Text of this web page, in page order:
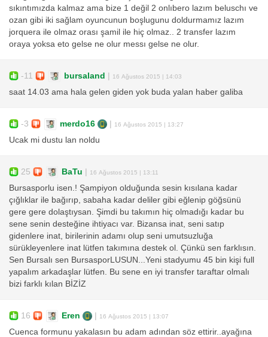
sıkıntımızda kalmaz ama bize 1 değil 2 onlıbero lazım beluschı ve
ozan gibi iki sağlam oyuncunun boşlugunu doldurmamız lazım
jorquera ile olmaz orası şamil ile hiç olmaz.. 2 transfer lazım
oraya yoksa eto gelse ne olur messı gelse ne olur.
-11 bursaland | 16 Ağustos 2015 | 14:03
saat 14.03 ama hala gelen giden yok buda yalan haber galiba
-3 merdo16 | 16 Ağustos 2015 | 13:27
Ucak mi dustu lan noldu
25 BaTu | 16 Ağustos 2015 | 13:11
Bursasporlu isen.! Şampiyon olduğunda sesin kısılana kadar
çığlıklar ile bağırıp, sabaha kadar deliler gibi eğlenip göğsünü
gere gere dolaştıysan. Şimdi bu takımın hiç olmadığı kadar bu
sene senin desteğine ihtiyacı var. Bizansa inat, seni satıp
gidenlere inat, birilerinin adamı olup seni umutsuzluğa
sürükleyenlere inat lütfen takımına destek ol. Çünkü sen farklısın.
Sen Bursalı sen BursasporLUSUN...Yeni stadyumu 45 bin kişi full
yapalım arkadaşlar lütfen. Bu sene en iyi transfer taraftar olmalı
bizi farklı kılan BİZİZ
16 Eren | 16 Ağustos 2015 | 13:07
Cuenca formunu yakalasın bu adam adından söz ettirir..ayağına